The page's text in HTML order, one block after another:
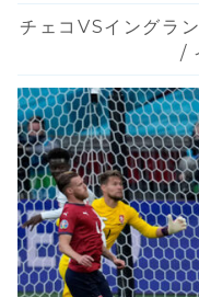
チェコVSイングラ
/